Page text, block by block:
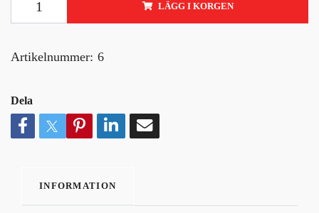
LÄGG I KORGEN
Artikelnummer: 6
Dela
INFORMATION